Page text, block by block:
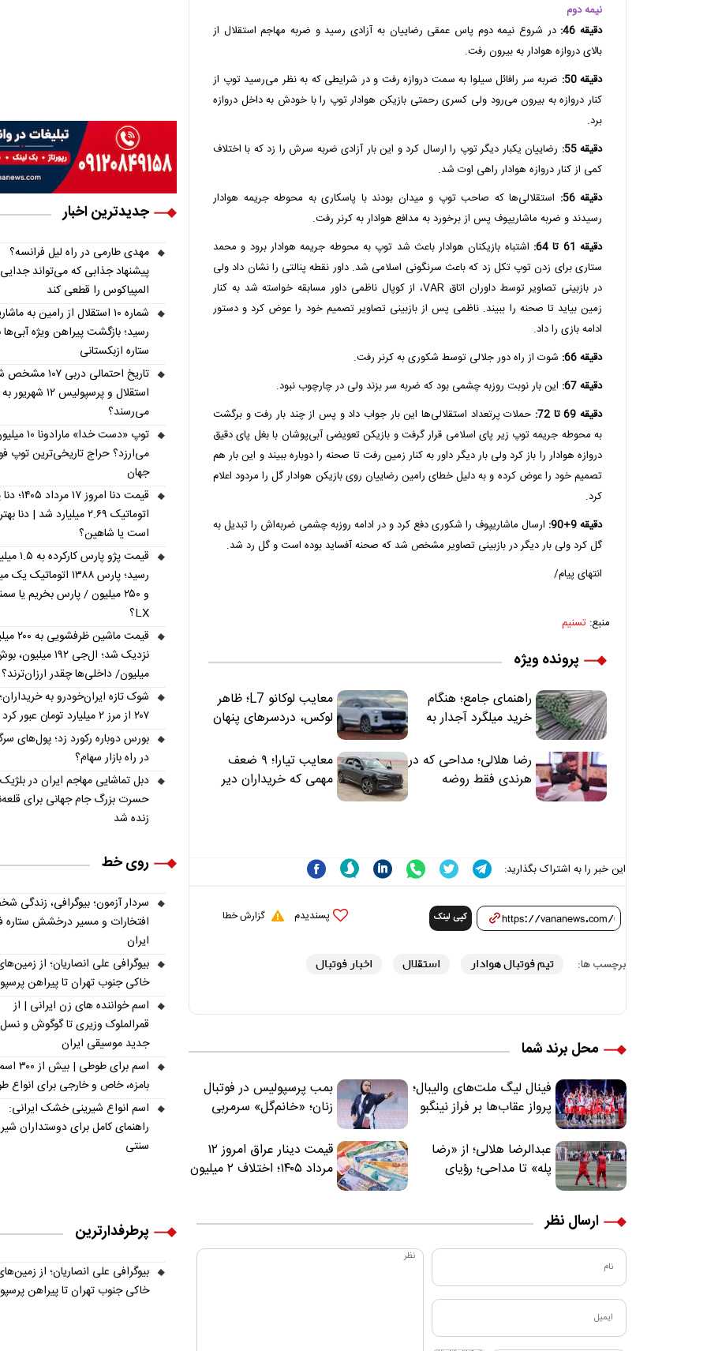
نیمه دوم
دقیقه 46:
در شروع نیمه دوم پاس عمقی رضاییان به آزادی رسید و ضربه مهاجم استقلال از
بالای دروازه هوادار به بیرون رفت.
دقیقه 50:
ضربه سر رافائل سیلوا به سمت دروازه رفت و در شرایطی که به نظر می‌رسید توپ از
کنار دروازه به بیرون می‌رود ولی کسری رحمتی بازیکن هوادار توپ را با خودش به داخل دروازه
برد.
دقیقه 55:
رضاییان یکبار دیگر توپ را ارسال کرد و این بار آزادی ضربه سرش را زد که با اختلاف
کمی از کنار دروازه هوادار راهی اوت شد.
دقیقه 56:
استقلالی‌ها که صاحب توپ و میدان بودند با پاسکاری به محوطه جریمه هوادار
رسیدند و ضربه ماشاریپوف پس از برخورد به مدافع هوادار به کرنر رفت.
دقیقه 61 تا 64:
اشتباه بازیکنان هوادار باعث شد توپ به محوطه جریمه هوادار برود و محمد
ستاری برای زدن توپ تکل زد که باعث سرنگونی اسلامی شد. داور نقطه پنالتی را نشان داد ولی
در بازبینی تصاویر توسط داوران اتاق VAR، از کوپال ناظمی داور مسابقه خواسته شد به کنار
زمین بیاید تا صحنه را ببیند. ناظمی پس از بازبینی تصاویر تصمیم خود را عوض کرد و دستور
ادامه بازی را داد.
دقیقه 66:
شوت از راه دور جلالی توسط شکوری به کرنر رفت.
دقیقه 67:
این بار نوبت روزبه چشمی بود که ضربه‌ سر بزند ولی در چارچوب نبود.
دقیقه 69 تا 72:
حملات پرتعداد استقلالی‌ها این بار جواب داد و پس از چند بار رفت و برگشت
به محوطه جریمه توپ زیر پای اسلامی قرار گرفت و بازیکن تعویضی آبی‌پوشان با بغل پای دقیق
دروازه هوادار را باز کرد ولی بار دیگر داور به کنار زمین رفت تا صحنه را دوباره ببیند و این بار هم
تصمیم خود را عوض کرده و به دلیل خطای رامین رضاییان روی بازیکن هوادار گل را مردود اعلام
کرد.
دقیقه 9+90:
ارسال ماشاریپوف را شکوری دفع کرد و در ادامه روزبه چشمی ضربه‌اش را تبدیل به
گل کرد ولی بار دیگر در بازبینی تصاویر مشخص شد که صحنه آفساید بوده است و گل رد شد.
انتهای پیام/
منبع: تسنیم
پرونده ویژه
راهنمای جامع؛ هنگام
خرید میلگرد آجدار به
معایب لوکانو L7؛ ظاهر
لوکس، دردسرهای پنهان
رضا هلالی؛ مداحی که در
هرندی فقط روضه
معایب تیارا؛ ۹ ضعف
مهمی که خریداران دیر
این خبر را به اشتراک بگذارید:
کپی لینک پسندیدم گزارش خطا
برچسب ها: تیم فوتبال هوادار استقلال اخبار فوتبال
محل برند شما
فینال لیگ ملت‌های والیبال؛
پرواز عقاب‌ها بر فراز نینگبو
بمب پرسپولیس در فوتبال
زنان؛ «خانم‌گل» سرمربی
عبدالرضا هلالی؛ از «رضا
پله» تا مداحی؛ رؤیای
قیمت دینار عراق امروز ۱۲
مرداد ۱۴۰۵؛ اختلاف ۲ میلیون
ارسال نظر
جدیدترین اخبار
مهدی طارمی در راه لیل فرانسه؟
پیشنهاد جذابی که می‌تواند
المپیاکوس را قطعی کند
شماره ۱۰ استقلال از رامین به
رسید؛ بازگشت پیراهن ویژه آبی‌ها
ستاره ازبکستانی
تاریخ احتمالی دربی ۱۰۷
استقلال و پرسپولیس ۱۲
می‌رسند؟
توپ «دست خدا»
می‌ارزد؟ حراج تاریخی‌ترین توپ
جهان
قیمت دنا امروز
اتوماتیک ۲.۶۹ میلیارد شد | دنا بهتر
است یا شاهین؟
قیمت پژو پارس
رسید؛ پارس ۱۳۸۸ اتوماتیک
و ۲۵۰ میلیون / پارس بخریم یا
LX؟
قیمت ماشین
میلیون/ داخلی‌ها چقدر ارزان‌ترند؟
شوک تازه ایران‌خودرو به
۲۰۷ از مرز ۲ میلیارد تومان عبور کرد
بورس دوباره رکورد زد؛ پول‌های
در راه بازار سهام؟
دبل تماشایی مهاجم ایران در
حسرت بزرگ جام جهانی برای
زنده شد
روی خط
سردار آزمون؛ بیوگرافی، زندگی
افتخارات و مسیر درخشش ستاره
ایران
بیوگرافی علی انصاریان؛ از
خاکی جنوب تهران تا پیراهن
اسم خواننده های زن ایرانی | از
قمرالملوک وزیری تا گوگوش و نسل
جدید موسیقی ایران
اسم برای
بامزه، خاص و خارجی برای انواع
اسم انواع شیرینی خشک ایرانی:
راهنمای کامل برای دوستداران
سنتی
پرطرفدارترین
بیوگرافی علی انصاریان؛ از
خاکی جنوب تهران تا پیراهن